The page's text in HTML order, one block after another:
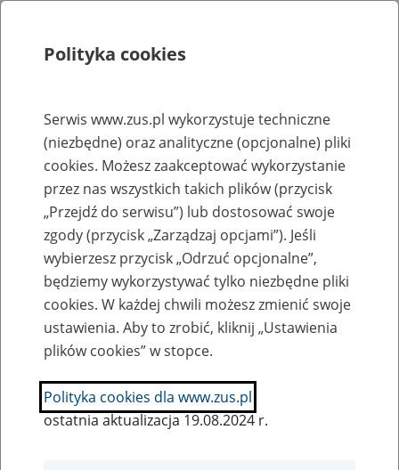
Rejestry, ewidencje i archiwa
Baza zlikwidowanych lub
przekształconych zakładów pracy
Nazwa zakładu pracy:
SZUKAJ
Polityka cookies
Serwis www.zus.pl wykorzystuje techniczne
(niezbędne) oraz analityczne (opcjonalne) pliki
cookies. Możesz zaakceptować wykorzystanie
przez nas wszystkich takich plików (przycisk
„Przejdź do serwisu”) lub dostosować swoje
zgody (przycisk „Zarządzaj opcjami”). Jeśli
wybierzesz przycisk „Odrzuć opcjonalne”,
będziemy wykorzystywać tylko niezbędne pliki
cookies. W każdej chwili możesz zmienić swoje
ustawienia. Aby to zrobić, kliknij „Ustawienia
plików cookies” w stopce.
Polityka cookies dla www.zus.pl
ostatnia aktualizacja 19.08.2024 r.